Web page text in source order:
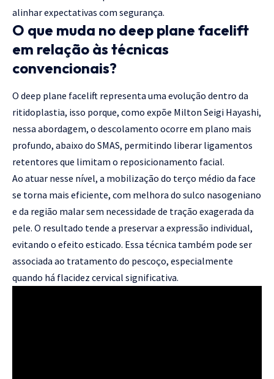
alinhar expectativas com segurança.
O que muda no deep plane facelift
em relação às técnicas
convencionais?
O deep plane facelift representa uma evolução dentro da
ritidoplastia, isso porque, como expõe Milton Seigi Hayashi,
nessa abordagem, o descolamento ocorre em plano mais
profundo, abaixo do SMAS, permitindo liberar ligamentos
retentores que limitam o reposicionamento facial.
Ao atuar nesse nível, a mobilização do terço médio da face
se torna mais eficiente, com melhora do sulco nasogeniano
e da região malar sem necessidade de tração exagerada da
pele. O resultado tende a preservar a expressão individual,
evitando o efeito esticado. Essa técnica também pode ser
associada ao tratamento do pescoço, especialmente
quando há flacidez cervical significativa.